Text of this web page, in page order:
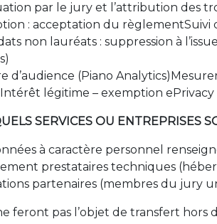
par le jury et l’attribution des
: acceptation du règlementSuivi
non lauréats : suppression à
d’audience (Piano
légitime – exemption
SERVICES OU ENTREPRISES
à caractère personnel
prestataires techniques
partenaires (membres du jury
feront pas l’objet de transfert hors